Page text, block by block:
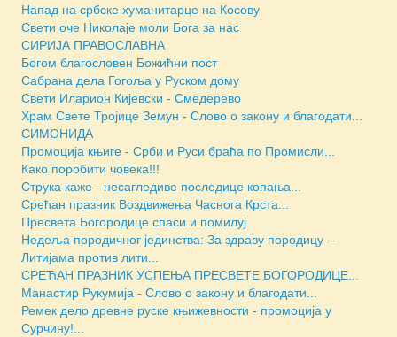
Напад на србске хуманитарце на Косову
Свети оче Николаје моли Бога за нас
СИРИЈА ПРАВОСЛАВНА
Богом благословен Божићни пост
Сабрана дела Гогоља у Руском дому
Свети Иларион Кијевски - Смедерево
Храм Свете Тројице Земун - Слово о закону и благодати...
СИМОНИДА
Промоција књиге - Срби и Руси браћа по Промисли...
Како поробити човека!!!
Струка каже - несагледиве последице копања...
Срећан празник Воздвижења Часнога Крста...
Пресвета Богородице спаси и помилуј
Недеља породичног јединства: За здраву породицу –
Литијама против лити...
СРЕЋАН ПРАЗНИК УСПЕЊА ПРЕСВЕТЕ БОГОРОДИЦЕ...
Манастир Рукумија - Слово о закону и благодати...
Ремек дело древне руске књижевности - промоција у
Сурчину!...